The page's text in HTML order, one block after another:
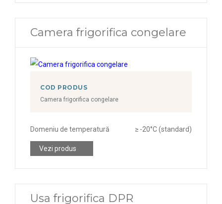
Camera frigorifica congelare
COD PRODUS
Camera frigorifica congelare
Domeniu de temperatură ≥ -20°C (standard)
Vezi produs
Usa frigorifica DPR